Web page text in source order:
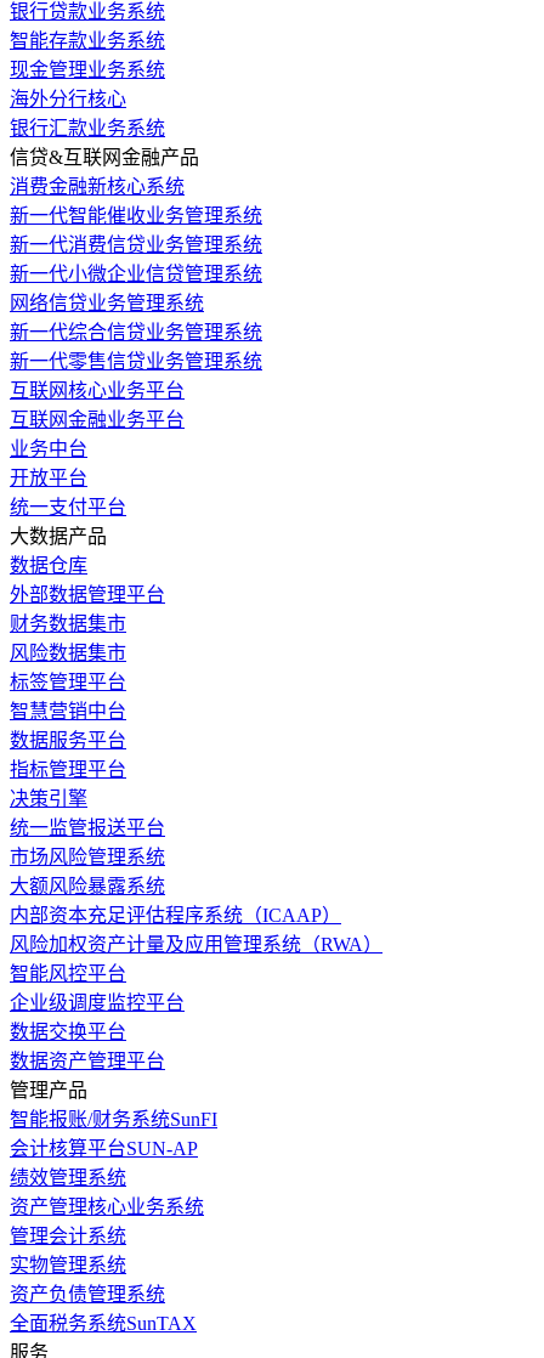
银行贷款业务系统
智能存款业务系统
现金管理业务系统
海外分行核心
银行汇款业务系统
信贷&互联网金融产品
消费金融新核心系统
新一代智能催收业务管理系统
新一代消费信贷业务管理系统
新一代小微企业信贷管理系统
网络信贷业务管理系统
新一代综合信贷业务管理系统
新一代零售信贷业务管理系统
互联网核心业务平台
互联网金融业务平台
业务中台
开放平台
统一支付平台
大数据产品
数据仓库
外部数据管理平台
财务数据集市
风险数据集市
标签管理平台
智慧营销中台
数据服务平台
指标管理平台
决策引擎
统一监管报送平台
市场风险管理系统
大额风险暴露系统
内部资本充足评估程序系统（ICAAP）
风险加权资产计量及应用管理系统（RWA）
智能风控平台
企业级调度监控平台
数据交换平台
数据资产管理平台
管理产品
智能报账/财务系统SunFI
会计核算平台SUN-AP
绩效管理系统
资产管理核心业务系统
管理会计系统
实物管理系统
资产负债管理系统
全面税务系统SunTAX
服务